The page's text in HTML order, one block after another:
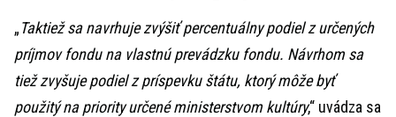
„Taktiež sa navrhuje zvýšiť percentuálny podiel z určených
príjmov fondu na vlastnú prevádzku fondu. Návrhom sa
tiež zvyšuje podiel z príspevku štátu, ktorý môže byť
použitý na priority určené ministerstvom kultúry,“ uvádza sa